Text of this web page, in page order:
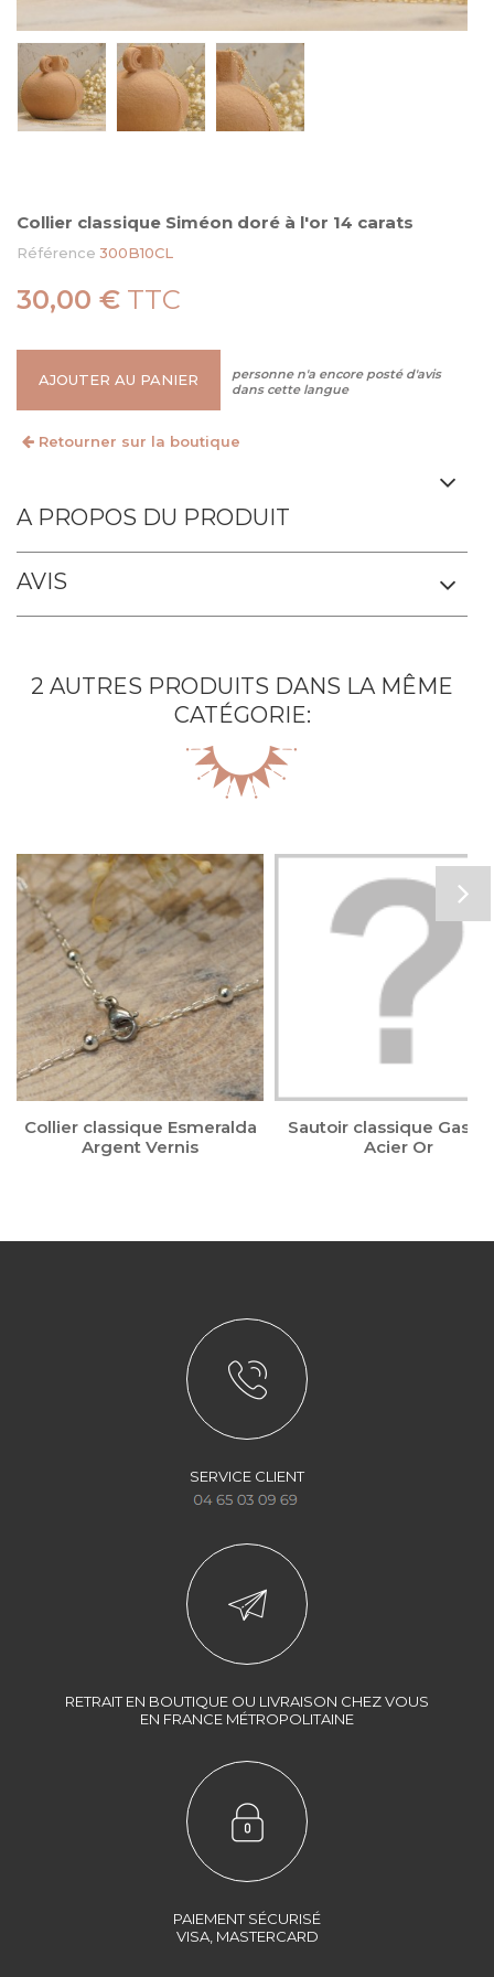
Collier classique Siméon doré à l'or 14 carats
Référence 300B10CL
30,00 € TTC
AJOUTER AU PANIER
personne n'a encore posté d'avis
dans cette langue
Retourner sur la boutique
A PROPOS DU PRODUIT
s’attache dans n’importe quel maillon.
AVIS
2 AUTRES PRODUITS DANS LA MÊME
CATÉGORIE:
Collier classique Esmeralda
Argent Vernis
Sautoir classique
Acier Or
SERVICE CLIENT
RETRAIT EN BOUTIQUE OU LIVRAISON CHEZ VOUS
EN FRANCE MÉTROPOLITAINE
PAIEMENT SÉCURISÉ
VISA, MASTERCARD